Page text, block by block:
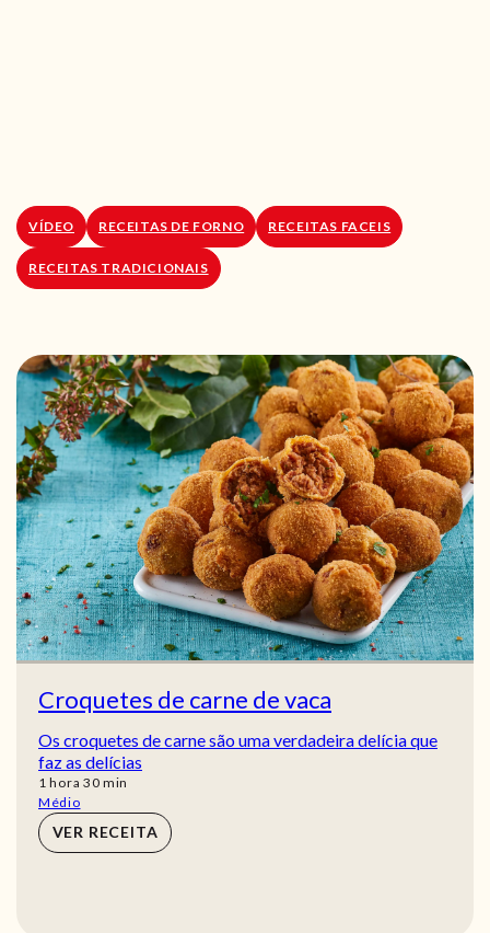
VÍDEO RECEITAS DE FORNO RECEITAS FACEIS
RECEITAS TRADICIONAIS
Croquetes de carne de vaca
Os croquetes de carne são uma verdadeira delícia que
faz as delícias
1 hora
hora 30min
min
Médio
VER RECEITA